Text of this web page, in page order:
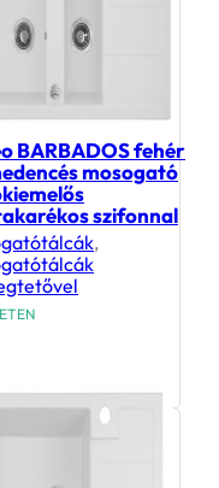
BARBADOS fehér
mosogató
szifonnal
,